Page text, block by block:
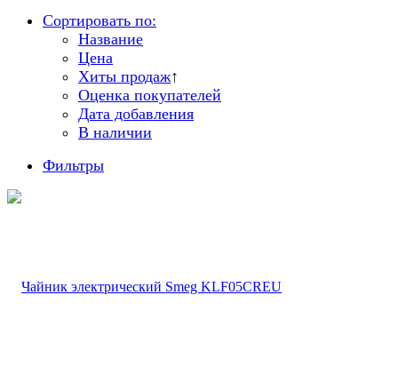
Сортировать по:
Название
Цена
Хиты продаж↑
Оценка покупателей
Дата добавления
В наличии
Фильтры